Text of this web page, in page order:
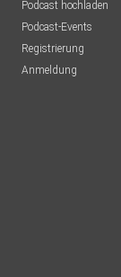
Podcast hochladen
Podcast-Events
Registrierung
Anmeldung